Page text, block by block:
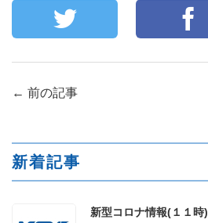
← 前の記事
新着記事
新型コロナ情報(１１時)